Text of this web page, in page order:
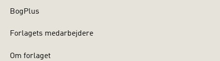
BogPlus
Forlagets medarbejdere
Om forlaget